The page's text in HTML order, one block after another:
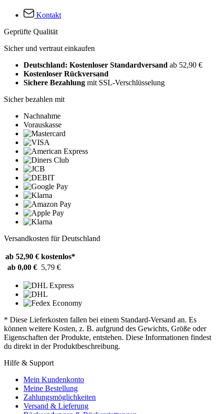
Kontakt
Geprüfte Qualität
Sicher und vertraut einkaufen
Deutschland: Kostenloser Standardversand ab 52,90 €
Kostenloser Rückversand
Sichere Bezahlung mit SSL-Verschlüsselung
Sicher bezahlen mit
Nachnahme
Vorauskasse
Versandkosten für Deutschland
ab 52,90 € kostenlos*
ab 0,00 € 5,79 €
* Diese Lieferkosten fallen bei einem Standard-Versand an. Es
können weitere Kosten, z. B. aufgrund des Gewichts, Größe oder
Eigenschaften der Produkte, entstehen. Diese Informationen findest
du direkt in der Produktbeschreibung.
Hilfe & Support
Mein Kundenkonto
Meine Bestellung
Zahlungsmöglichkeiten
Versand & Lieferung